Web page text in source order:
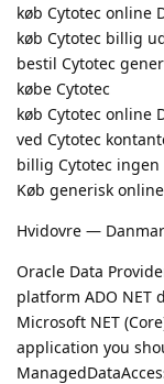
køb Cytotec online
køb Cytotec billig
bestil Cytotec
købe Cytotec
køb Cytotec online
ved Cytotec
billig Cytotec ingen
Køb generisk
Hvidovre —
Oracle Data
platform ADO NET
Microsoft NET
application you